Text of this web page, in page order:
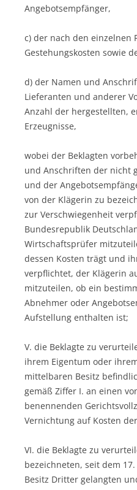
Angebotsempfänger,
c) der nach den einzelnen
Gestehungskosten sowie
d) der Namen und
Lieferanten und anderer
Anzahl der hergestellten,
Erzeugnisse,
wobei der Beklagten
und Anschriften der nicht
und der
von der Klägerin zu
zur Verschwiegenheit
Bundesrepublik
Wirtschaftsprüfer
dessen Kosten trägt und
verpflichtet, der Klägerin
mitzuteilen, ob ein
Abnehmer oder
Aufstellung enthalten ist;
V. die Beklagte zu
ihrem Eigentum oder
mittelbaren Besitz
gemäß Ziffer I. an einen
benennenden
Vernichtung auf Kosten
VI. die Beklagte zu
bezeichneten, seit dem
Besitz Dritter gelangten